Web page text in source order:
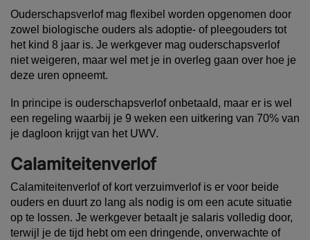
Ouderschapsverlof mag flexibel worden opgenomen door
zowel biologische ouders als adoptie- of pleegouders tot
het kind 8 jaar is. Je werkgever mag ouderschapsverlof
niet weigeren, maar wel met je in overleg gaan over hoe je
deze uren opneemt.
In principe is ouderschapsverlof onbetaald, maar er is wel
een regeling waarbij je 9 weken een uitkering van 70% van
je dagloon krijgt van het UWV.
Calamiteitenverlof
Calamiteitenverlofof kort verzuimverlof is er voor beide
ouders en duurt zo lang als nodig is om een acute situatie
op te lossen. Je werkgever betaalt je salaris volledig door,
terwijl je de tijd hebt om een dringende, onverwachte of